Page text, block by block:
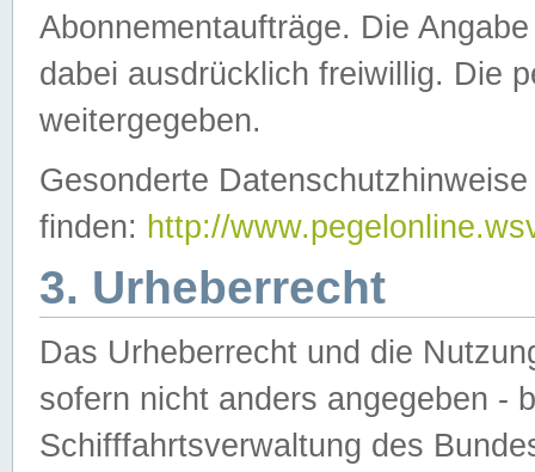
Abonnementaufträge. Die
dabei ausdrücklich freiwillig. Die
weitergegeben.
Gesonderte
finden: http://
3. Urheberrecht
Das Urheberrecht und die
sofern nicht anders angegeben -
Schifffahrtsverwaltung des